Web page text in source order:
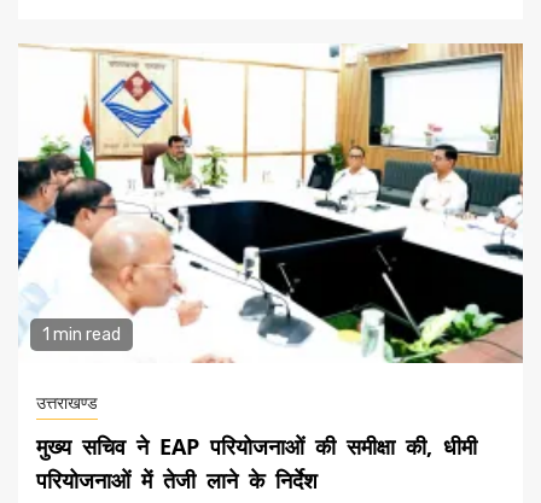
1 min read
उत्तराखण्ड
मुख्य सचिव ने EAP परियोजनाओं की समीक्षा की, धीमी
परियोजनाओं में तेजी लाने के निर्देश